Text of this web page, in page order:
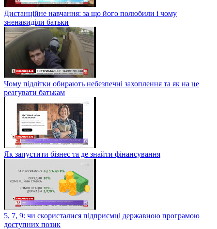
Дистанційне навчання: за що його полюбили і чому
зненавиділи батьки
Чому підлітки обирають небезпечні захоплення та як на це
реагувати батькам
Як запустити бізнес та де знайти фінансування
5, 7, 9: чи скористалися підприємці державною програмою
доступних позик